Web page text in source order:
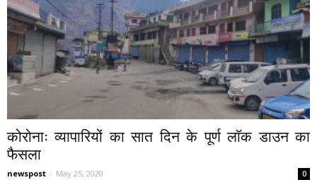
कोरोनाः व्यापारियों का सात दिन के पूर्ण लाॅक डाउन का
फैसला
newspost - May 25, 2020 0